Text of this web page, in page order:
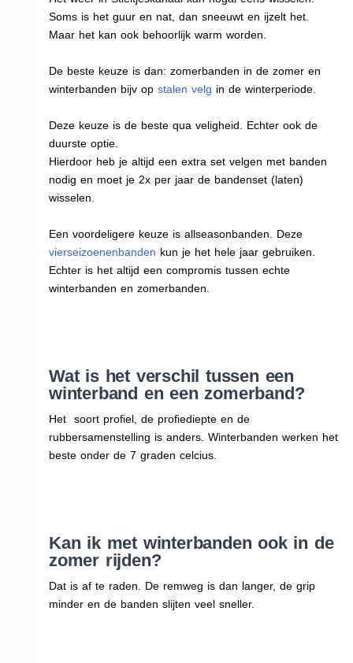
Soms is het guur en nat, dan sneeuwt en ijzelt het.
Maar het kan ook behoorlijk warm worden.
De beste keuze is dan: zomerbanden in de zomer en
winterbanden bijv op stalen velg in de winterperiode.
Deze keuze is de beste qua veligheid. Echter ook de
duurste optie.
Hierdoor heb je altijd een extra set velgen met banden
nodig en moet je 2x per jaar de bandenset (laten)
wisselen.
Een voordeligere keuze is allseasonbanden. Deze
vierseizoenenbanden kun je het hele jaar gebruiken.
Echter is het altijd een compromis tussen echte
winterbanden en zomerbanden.
Wat is het verschil tussen een
winterband en een zomerband?
Het soort profiel, de profiediepte en de
rubbersamenstelling is anders. Winterbanden werken het
beste onder de 7 graden celcius.
Kan ik met winterbanden ook in de
zomer rijden?
Dat is af te raden. De remweg is dan langer, de grip
minder en de banden slijten veel sneller.